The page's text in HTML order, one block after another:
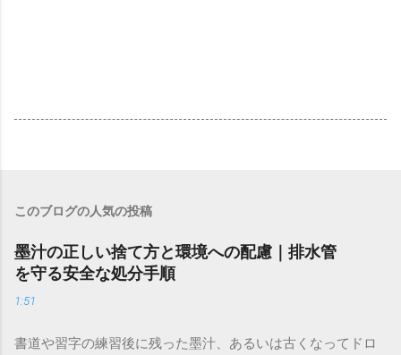
このブログの人気の投稿
墨汁の正しい捨て方と環境への配慮｜排水管
を守る安全な処分手順
1:51
書道や習字の練習後に残った墨汁、あるいは古くなってドロ